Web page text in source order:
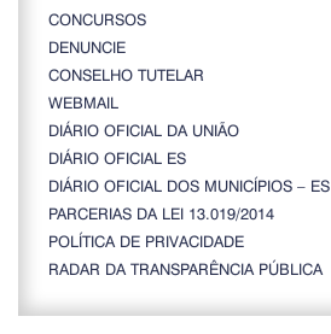
CONCURSOS
DENUNCIE
CONSELHO TUTELAR
WEBMAIL
DIÁRIO OFICIAL DA UNIÃO
DIÁRIO OFICIAL ES
DIÁRIO OFICIAL DOS MUNICÍPIOS – ES
PARCERIAS DA LEI 13.019/2014
POLÍTICA DE PRIVACIDADE
RADAR DA TRANSPARÊNCIA PÚBLICA